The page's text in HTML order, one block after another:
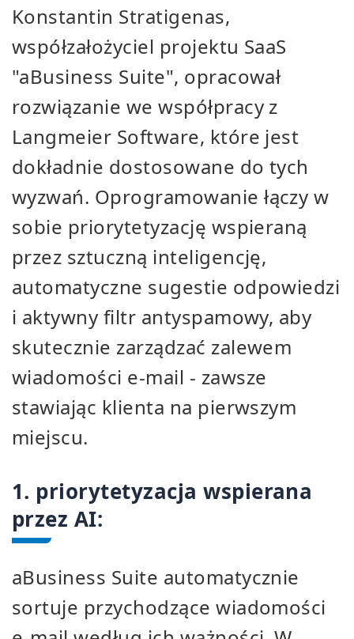
Konstantin Stratigenas,
współzałożyciel projektu SaaS
"aBusiness Suite", opracował
rozwiązanie we współpracy z
Langmeier Software, które jest
dokładnie dostosowane do tych
wyzwań. Oprogramowanie łączy w
sobie priorytetyzację wspieraną
przez sztuczną inteligencję,
automatyczne sugestie odpowiedzi
i aktywny filtr antyspamowy, aby
skutecznie zarządzać zalewem
wiadomości e-mail - zawsze
stawiając klienta na pierwszym
miejscu.
1. priorytetyzacja wspierana
przez AI:
aBusiness Suite automatycznie
sortuje przychodzące wiadomości